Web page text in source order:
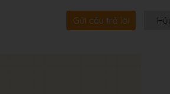
Gửi câu trả lời